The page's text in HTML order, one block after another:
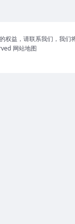
权益，请联系我们，我们
网站地图